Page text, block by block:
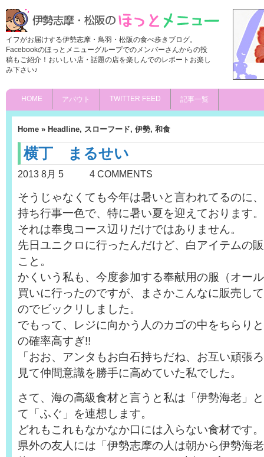
イフがお届けする伊勢志摩・鳥羽・松阪の食べ歩きブログ。
Facebookのほっとメニューグループでのメンバーさんからの投
稿もご紹介！おいしい店・話題の店を楽しんでのレポートお楽し
み下さい♪
HOME アバウト TWITTER FEED 記事一覧
Home » Headline, スローフード, 伊勢, 和食
横丁 まるせい
2013 8月 5 4 COMMENTS
そうじゃなくても今年は暑いと言われてるのに
持ち行事一色で、特に暑い夏を迎えております。
それは奉曳コース辺りだけではありません。
先日ユニクロに行ったんだけど、白アイテムの
こと。
かくいう私も、今度参加する奉献用の服（オー
買いに行ったのですが、まさかこんなに販売し
のでビックリしました。
でもって、レジに向かう人のカゴの中をちらり
の確率高すぎ!!
「おお、アンタもお白石持ちだね、お互い頑張
見て仲間意識を勝手に高めていた私でした。
さて、海の高級食材と言うと私は「伊勢海老」
て「ふぐ」を連想します。
どれもこれもなかなか口には入らない食材です。
県外の友人には「伊勢志摩の人は朝から伊勢海